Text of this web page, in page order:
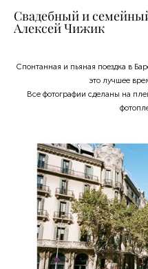
Свадебный и
Алексей Чижик
Спонтанная и пьяная поездка в
это лучшее
Все фотографии сделаны на